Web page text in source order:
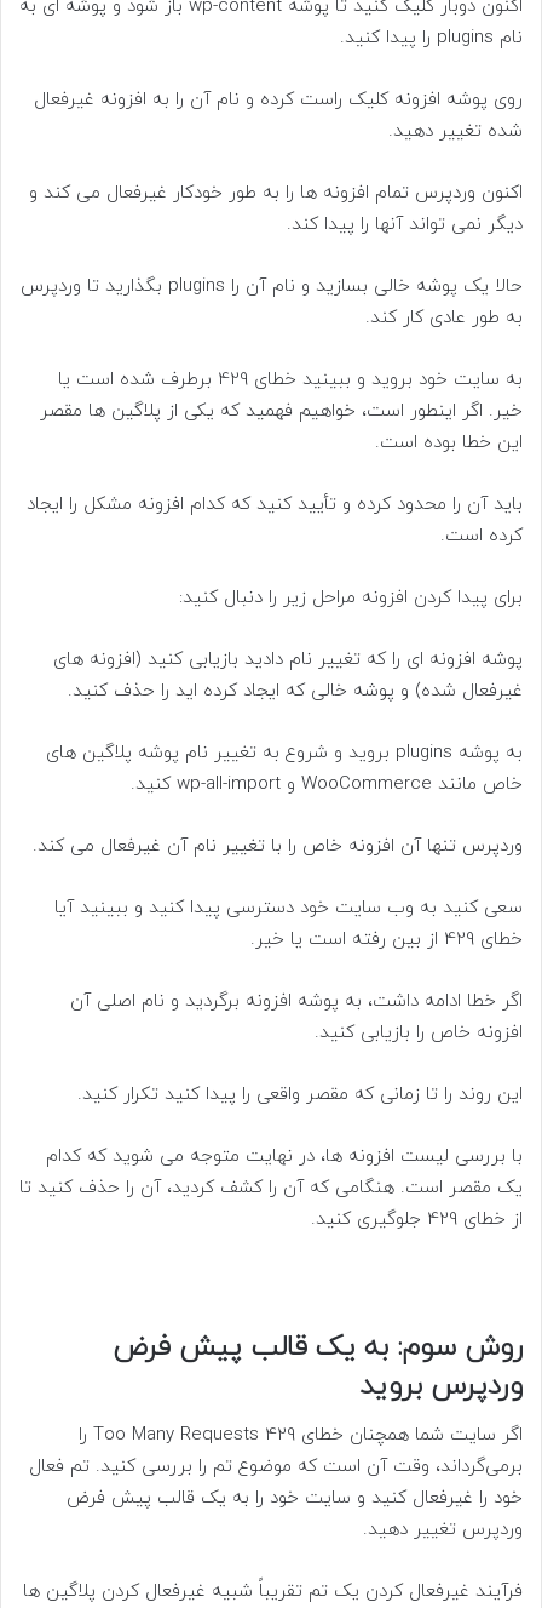
اکنون دوبار کلیک کنید تا پوشه wp-content باز شود و پوشه ای به
نام plugins را پیدا کنید.
روی پوشه افزونه کلیک راست کرده و نام آن را به افزونه غیرفعال
شده تغییر دهید.
اکنون وردپرس تمام افزونه ها را به طور خودکار غیرفعال می کند و
دیگر نمی تواند آنها را پیدا کند.
حالا یک پوشه خالی بسازید و نام آن را plugins بگذارید تا وردپرس
به طور عادی کار کند.
به سایت خود بروید و ببینید خطای 429 برطرف شده است یا
خیر. اگر اینطور است، خواهیم فهمید که یکی از پلاگین ها مقصر
این خطا بوده است.
باید آن را محدود کرده و تأیید کنید که کدام افزونه مشکل را ایجاد
کرده است.
برای پیدا کردن افزونه مراحل زیر را دنبال کنید:
پوشه افزونه ای را که تغییر نام دادید بازیابی کنید (افزونه های
غیرفعال شده) و پوشه خالی که ایجاد کرده اید را حذف کنید.
به پوشه plugins بروید و شروع به تغییر نام پوشه پلاگین های
خاص مانند WooCommerce و wp-all-import کنید.
وردپرس تنها آن افزونه خاص را با تغییر نام آن غیرفعال می کند.
سعی کنید به وب سایت خود دسترسی پیدا کنید و ببینید آیا
خطای 429 از بین رفته است یا خیر.
اگر خطا ادامه داشت، به پوشه افزونه برگردید و نام اصلی آن
افزونه خاص را بازیابی کنید.
این روند را تا زمانی که مقصر واقعی را پیدا کنید تکرار کنید.
با بررسی لیست افزونه ها، در نهایت متوجه می شوید که کدام
یک مقصر است. هنگامی که آن را کشف کردید، آن را حذف کنید تا
از خطای 429 جلوگیری کنید.
روش سوم: به یک قالب پیش فرض
وردپرس بروید
اگر سایت شما همچنان خطای 429 Too Many Requests را
برمی‌گرداند، وقت آن است که موضوع تم را بررسی کنید. تم فعال
خود را غیرفعال کنید و سایت خود را به یک قالب پیش فرض
وردپرس تغییر دهید.
فرآیند غیرفعال کردن یک تم تقریباً شبیه غیرفعال کردن پلاگین ها